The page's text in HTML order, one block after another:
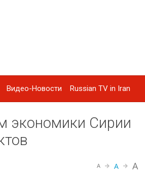
Видео-Новости Russian TV in Iran
экономики Сирии
A A A